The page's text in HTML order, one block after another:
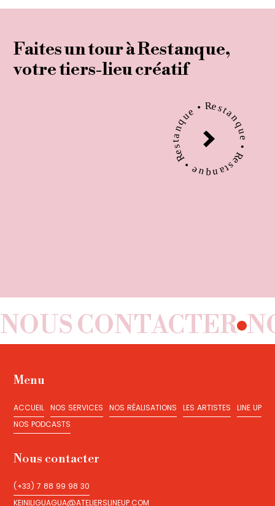
Faites un tou r à Restanque,
votre tiers-lieu créatif
NOUS CONTACTER
Menu
ACCUEIL
ACCUEIL
NOS SERVICES
NOS SERVICES
NOS RÉALISATIONS
LES ARTISTES
LINE UP
NOS PODCASTS
Nous contacter
(+33) 7 88 99 98 30
(+33) 7 88 99 98 30
KEINILIGUAGUA@ATELIERSLINEUP.COM